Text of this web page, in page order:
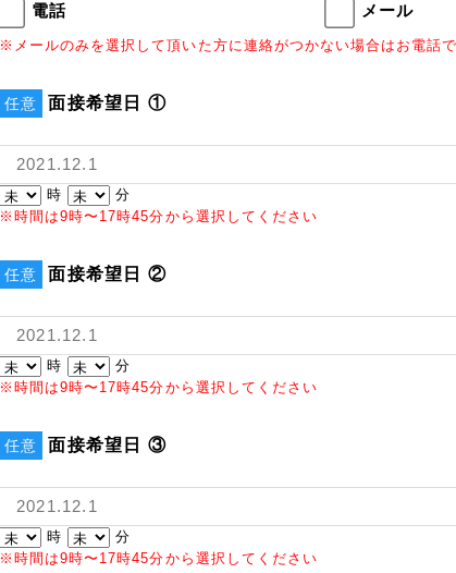
電話 メール
※メールのみを選択して頂いた方に連絡がつかない場合はお電話
任意 面接希望日 ①
時
分
※時間は9時〜17時45分から選択してください
任意 面接希望日 ②
時
分
※時間は9時〜17時45分から選択してください
任意 面接希望日 ③
時
分
※時間は9時〜17時45分から選択してください